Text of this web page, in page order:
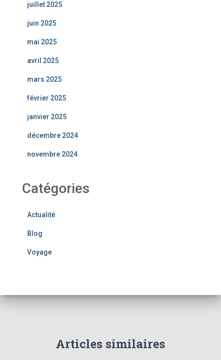
juillet 2025
juin 2025
mai 2025
avril 2025
mars 2025
février 2025
janvier 2025
décembre 2024
novembre 2024
Catégories
Actualité
Blog
Voyage
Articles similaires